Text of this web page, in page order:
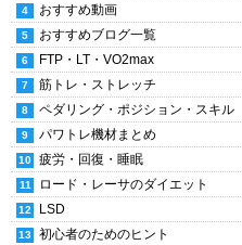
おすすめ動画
おすすめブログ一覧
FTP・LT・VO2max
筋トレ・ストレッチ
ペダリング・ポジション・スキル
パワトレ機材まとめ
疲労・回復・睡眠
ロード・レーサのダイエット
LSD
初心者のためのヒント